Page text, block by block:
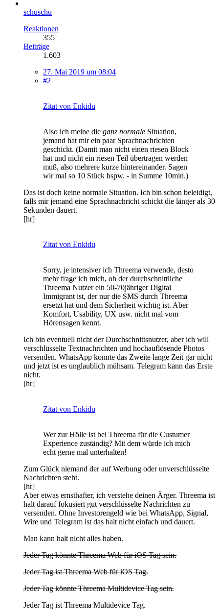
schuschu
Reaktionen
355
Beiträge
1.603
27. Mai 2019 um 08:04
#2
Zitat von Enkidu
Also ich meine die ganz normale Situation,
jemand hat mir ein paar Sprachnachrichten
geschickt. (Damit man nicht einen riesen Block
hat und nicht ein riesen Teil übertragen werden
muß, also mehrere kurze hintereinander. Sagen
wir mal so 10 Stück bspw. - in Summe 10min.)
Das ist doch keine normale Situation. Ich bin schon beleidigt,
falls mir jemand eine Sprachnachricht schickt die länger als 30
Sekunden dauert.
[hr]
Zitat von Enkidu
Sorry, je intensiver ich Threema verwende, desto
mehr frage ich mich, ob der durchschnittliche
Threema Nutzer ein 50-70jähriger Digital
Immigrant ist, der nur die SMS durch Threema
ersetzt hat und dem Sicherheit wichtig ist. Aber
Komfort, Usability, UX usw. nicht mal vom
Hörensagen kennt.
Ich bin eventuell nicht der Durchschnittsnutzer, aber ich will
verschlüsselte Textnachrichten und hochauflösende Photos
versenden. WhatsApp konnte das Zweite lange Zeit gar nicht
und jetzt ist es unglaublich mühsam. Telegram kann das Erste
nicht.
[hr]
Zitat von Enkidu
Wer zur Hölle ist bei Threema für die Custumer
Experience zuständig? Mit dem würde ich mich
echt gerne mal unterhalten!
Zum Glück niemand der auf Werbung oder unverschlüsselte
Nachrichten steht.
[hr]
Aber etwas ernsthafter, ich verstehe deinen Ärger. Threema ist
halt darauf fokusiert gut verschlüsselte Nachrichten zu
versenden. Ohne Investorengeld wie bei WhatsApp, Signal,
Wire und Telegram ist das halt nicht einfach und dauert.
Man kann halt nicht alles haben.
Jeder Tag könnte Threema Web für iOS Tag sein.
Jeder Tag ist Threema Web für iOS Tag.
Jeder Tag könnte Threema Multidevice Tag sein.
Jeder Tag ist Threema Multidevice Tag.